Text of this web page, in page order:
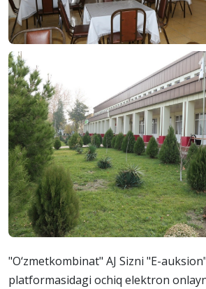
"O‘zmetkombinat" AJ Sizni "E-
platformasidagi ochiq elektron